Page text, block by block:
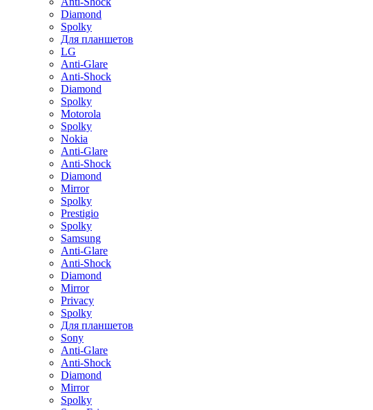
Diamond
Spolky
Для планшетов
LG
Anti-Glare
Anti-Shock
Diamond
Spolky
Motorola
Spolky
Nokia
Anti-Glare
Anti-Shock
Diamond
Mirror
Spolky
Prestigio
Spolky
Samsung
Anti-Glare
Anti-Shock
Diamond
Mirror
Privacy
Spolky
Для планшетов
Sony
Anti-Glare
Anti-Shock
Diamond
Mirror
Spolky